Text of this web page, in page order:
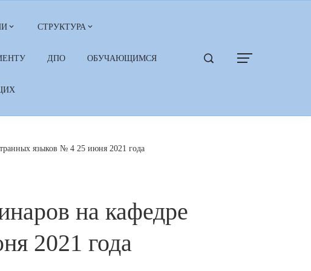
СТРУКТУРА
ДПО ОБУЧАЮЩИМСЯ
языков № 4 25 июня 2021 года
на кафедре
2021 года